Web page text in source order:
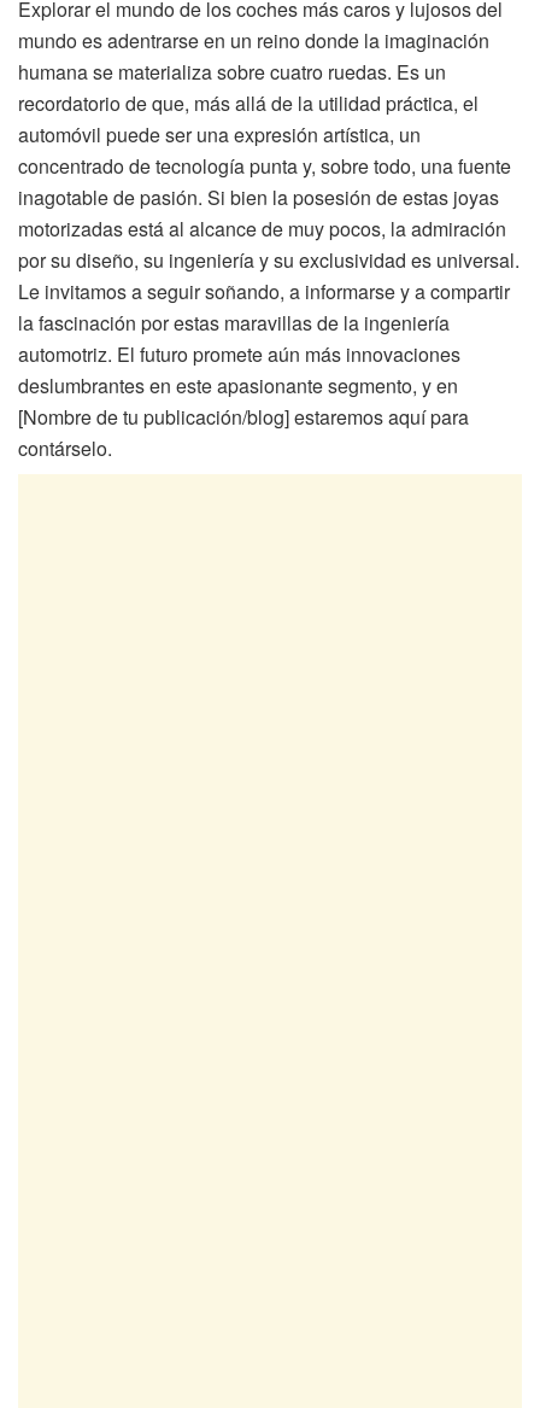
Explorar el mundo de los coches más caros y lujosos del
mundo es adentrarse en un reino donde la imaginación
humana se materializa sobre cuatro ruedas. Es un
recordatorio de que, más allá de la utilidad práctica, el
automóvil puede ser una expresión artística, un
concentrado de tecnología punta y, sobre todo, una fuente
inagotable de pasión. Si bien la posesión de estas joyas
motorizadas está al alcance de muy pocos, la admiración
por su diseño, su ingeniería y su exclusividad es universal.
Le invitamos a seguir soñando, a informarse y a compartir
la fascinación por estas maravillas de la ingeniería
automotriz. El futuro promete aún más innovaciones
deslumbrantes en este apasionante segmento, y en
[Nombre de tu publicación/blog] estaremos aquí para
contárselo.